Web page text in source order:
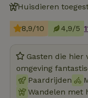
Huisdieren
8,9/10 4,9/5
Gasten die hier
omgeving
Paardrijden
Wandelen met